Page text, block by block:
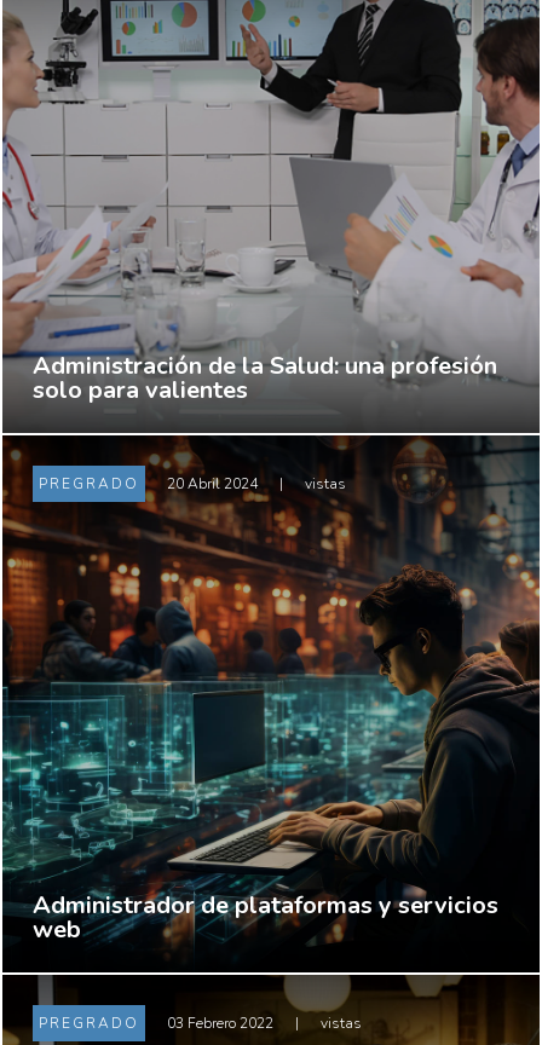
Administración de la Salud: una profesión
solo para valientes
PREGRADO 20 Abril 2024 | vistas
Administrador de plataformas y servicios
web
PREGRADO 03 Febrero 2022 | vistas